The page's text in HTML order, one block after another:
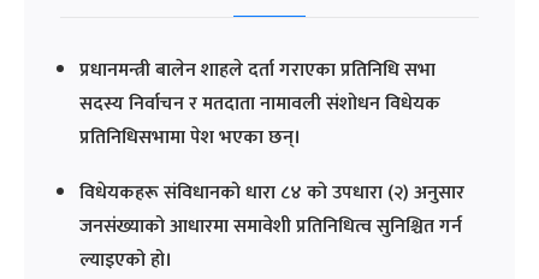
प्रधानमन्त्री बालेन शाहले दर्ता गराएका प्रतिनिधि सभा
सदस्य निर्वाचन र मतदाता नामावली संशोधन विधेयक
प्रतिनिधिसभामा पेश भएका छन्।
विधेयकहरू संविधानको धारा ८४ को उपधारा (२) अनुसार
जनसंख्याको आधारमा समावेशी प्रतिनिधित्व सुनिश्चित गर्न
ल्याइएको हो।